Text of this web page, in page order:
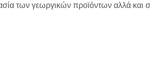
των γεωργικών προϊόντων αλλά και